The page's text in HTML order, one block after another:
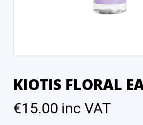
KIOTIS FLORAL
€15.00 inc VAT